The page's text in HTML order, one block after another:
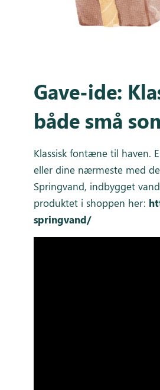
Gave-ide:
både små
Klassisk fontæne til haven.
eller dine nærmeste med
Springvand, indbygget
produktet i shoppen her:
springvand/